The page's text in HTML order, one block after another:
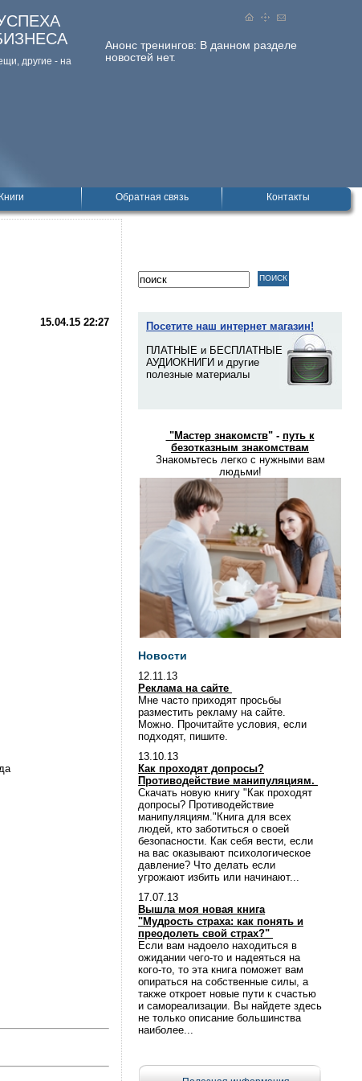
Анонс тренингов: В данном разделе
новостей нет.
дpугие - на
Книги Обратная связь Контакты
15.04.15 22:27
Посетите наш интернет магазин!
ПЛАТНЫЕ и БЕСПЛАТНЫЕ
АУДИОКНИГИ и другие
полезные материалы
"Мастер знакомств" - путь к
безотказным знакомствам
Знакомьтесь легко с нужными вам
людьми!
Новости
12.11.13
Реклама на сайте
Мне часто приходят просьбы
разместить рекламу на сайте.
Можно. Прочитайте условия, если
подходят, пишите.
13.10.13
Как проходят допросы?
Противодействие манипуляциям.
Скачать новую книгу "Как проходят
допросы? Противодействие
манипуляциям."Книга для всех
людей, кто заботиться о своей
безопасности. Как себя вести, если
на вас оказывают психологическое
давление? Что делать если
угрожают избить или начинают...
17.07.13
Вышла моя новая книга
"Мудрость страха: как понять и
преодолеть свой страх?"
Если вам надоело находиться в
ожидании чего-то и надеяться на
кого-то, то эта книга поможет вам
опираться на собственные силы, а
также откроет новые пути к счастью
и самореализации. Вы найдете здесь
не только описание большинства
наиболее...